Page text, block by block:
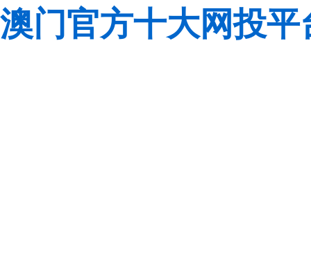
澳门官方十大网投平